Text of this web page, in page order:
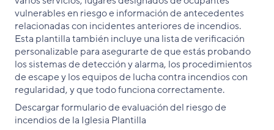
vulnerables en riesgo e información de antecedentes
relacionadas con incidentes anteriores de incendios.
Esta plantilla también incluye una lista de verificación
personalizable para asegurarte de que estás probando
los sistemas de detección y alarma, los procedimientos
de escape y los equipos de lucha contra incendios con
regularidad, y que todo funciona correctamente.
Descargar formulario de evaluación del riesgo de
incendios de la Iglesia Plantilla